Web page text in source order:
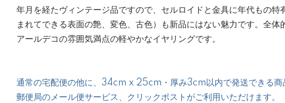
年月を経たヴィンテージ品ですので、セルロイドと金具に年代もの
まれてできる表面の艶、変色、古色）も新品にはない魅力です。全体
アールデコの雰囲気満点の軽やかなイヤリングです。
通常の宅配便の他に、34cm x 25cm・厚み3cm以内で発送できる商
郵便局のメール便サービス、クリックポストがご利用いただけます。